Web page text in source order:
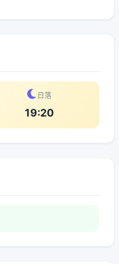
日落
19:20